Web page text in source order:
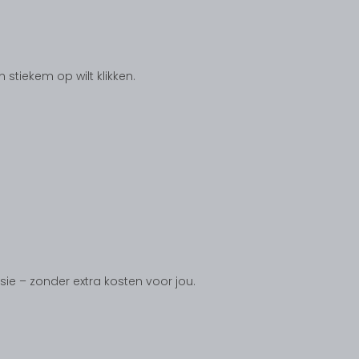
op wilt klikken.
– zonder extra kosten voor jou.